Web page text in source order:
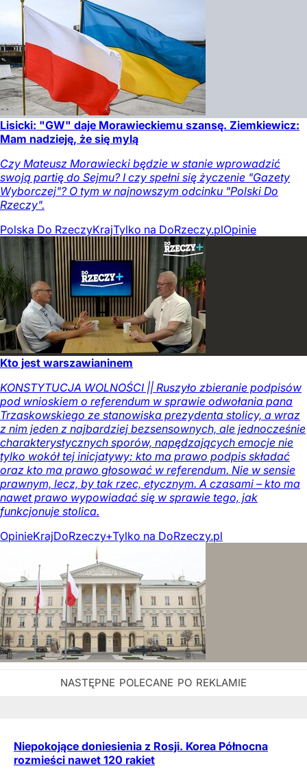
Lisicki: "GW" daje Morawieckiemu szansę. Ziemkiewicz:
Mam nadzieję, że się mylą
Czy Mateusz Morawiecki będzie w stanie wprowadzić
swoją partię do Sejmu? I czy spełni się życzenie "Gazety
Wyborczej"? O tym w najnowszym odcinku "Polski Do
Rzeczy".
Polska Do RzeczyKrajTylko na DoRzeczy.plOpinie
Kto jest warszawianinem
KONSTYTUCJA WOLNOŚCI || Ruszyło zbieranie podpisów
pod wnioskiem o referendum w sprawie odwołania pana
Trzaskowskiego ze stanowiska prezydenta stolicy, a wraz
z nim jeden z najbardziej bezsensownych, ale jednocześnie
charakterystycznych sporów, napędzających emocje nie
tylko wokół tej inicjatywy: kto ma prawo podpis składać
oraz kto ma prawo głosować w referendum. Nie w sensie
prawnym, lecz, by tak rzec, etycznym. A czasami – kto ma
nawet prawo wypowiadać się w sprawie tego, jak
funkcjonuje stolica.
OpinieKrajDoRzeczy+Tylko na DoRzeczy.pl
Niepokojące doniesienia z Rosji. Korea Północna
rozmieści nawet 120 rakiet